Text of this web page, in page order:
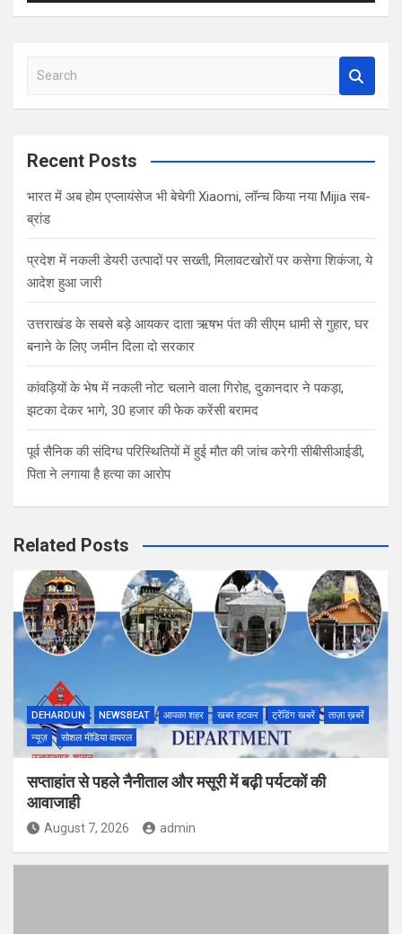
a
c
Recent Posts
भारत में अब होम एप्लायंसेज भी बेचेगी Xiaomi, लॉन्च किया नया Mijia सब-
ब्रांड
प्रदेश में नकली डेयरी उत्पादों पर सख्ती, मिलावटखोरों पर कसेगा शिकंजा, ये
आदेश हुआ जारी
उत्तराखंड के सबसे बड़े आयकर दाता ऋषभ पंत की सीएम धामी से गुहार, घर
बनाने के लिए जमीन दिला दो सरकार
कांवड़ियों के भेष में नकली नोट चलाने वाला गिरोह, दुकानदार ने पकड़ा,
झटका देकर भागे, 30 हजार की फेक करेंसी बरामद
पूर्व सैनिक की संदिग्ध परिस्थितियों में हुई मौत की जांच करेगी सीबीसीआईडी,
पिता ने लगाया है हत्या का आरोप
Related Posts
DEHARDUN NEWSBEAT आपका शहर खबर हटकर ट्रेंडिंग खबरें
ताज़ा ख़बरें
न्यूज़
सोशल मीडिया वायरल
सप्ताहांत से पहले नैनीताल और मसूरी में बढ़ी पर्यटकों की
आवाजाही
August 7, 2026 admin